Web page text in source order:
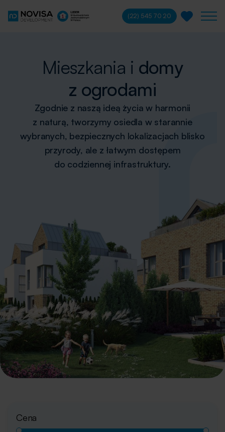
(22) 545 70 20
Mieszkania i domy
z ogrodami
Zgodnie z naszą ideą życia w harmonii
z naturą, tworzymy osiedla w starannie
wybranych, bezpiecznych lokalizacjach blisko
przyrody, ale z łatwym dostępem
do codziennej infrastruktury.
Cena